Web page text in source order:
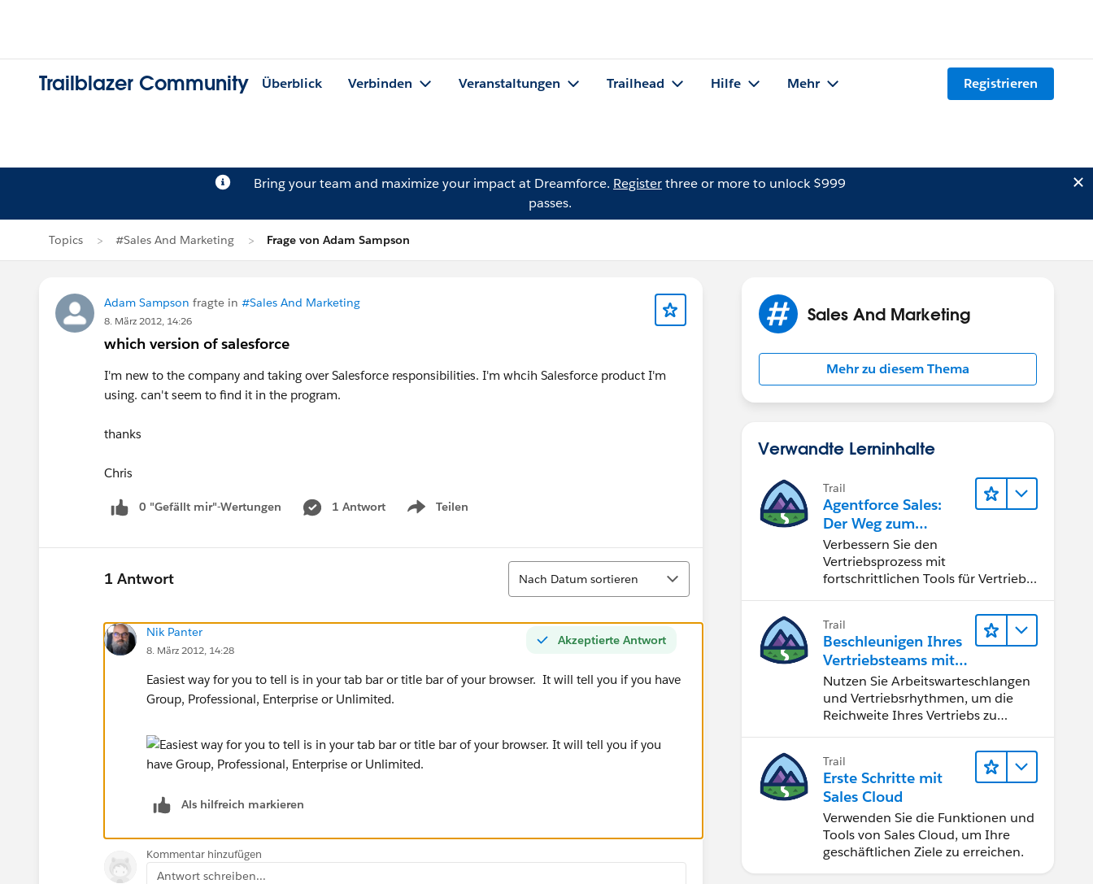
Trailblazer Community Überblick Verbinden Veranstaltungen Trailhead Hilfe Mehr Registrieren
Bring your team and maximize your impact at Dreamforce. Registerthree or more to unlock $999
passes.
Topics #Sales And Marketing Frage von Adam Sampson
Adam Sampson fragte in #Sales And Marketing
8. März 2012, 14:26
which version of salesforce
I'm new to the company and taking over Salesforce responsibilities. I'm whcih Salesforce product I'm
using. can't seem to find it in the program.
thanks
Chris
0 "Gefällt mir"-Wertungen 1 Antwort Teilen
Show menu
1 Antwort
Sortieren
Nach Datum sortieren
Akzeptierte Antwort
Nik Panter
8. März 2012, 14:28
Easiest way for you to tell is in your tab bar or title bar of your browser. It will tell you if you have
Group, Professional, Enterprise or Unlimited.
Als hilfreich markieren
Kommentar hinzufügen
Antwort schreiben...
Sales And Marketing
Mehr zu diesem Thema
Verwandte Lerninhalte
Trail
Agentforce Sales:
Der Weg zum
Vertriebsspezialisten
Verbessern Sie den
Vertriebsprozess mit
fortschrittlichen Tools für Vertrieb
Implementieren Sie strategische
Vertriebsprogramme und schließen
Sie den Lead-zu-Cash-Zyklus
erfolgreich ab.
Trail
Beschleunigen Ihres
Vertriebsteams mit
Sales Engagement
Nutzen Sie Arbeitswarteschlangen
und Vertriebsrhythmen, um die
Reichweite Ihres Vertriebs zu
Trail
Erste Schritte mit
Sales Cloud
Verwenden Sie die Funktionen und
Tools von Sales Cloud, um Ihre
geschäftlichen Ziele zu erreichen.